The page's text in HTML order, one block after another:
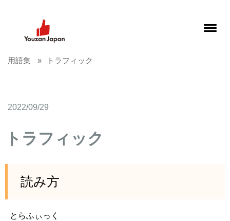
用語集 トラフィック
2022/09/29
トラフィック
読み方
とらふぃっく